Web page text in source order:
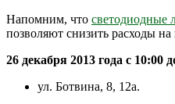
Напомним, что светодиодные
позволяют снизить расходы
26 декабря 2013 года с 10:00
ул. Ботвина, 8, 12а.